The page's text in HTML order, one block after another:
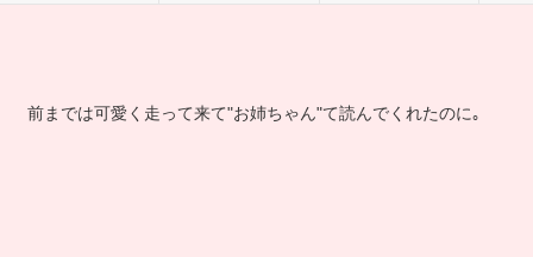
前までは可愛く走って来て"お姉ちゃん"て読んでくれたのに｡